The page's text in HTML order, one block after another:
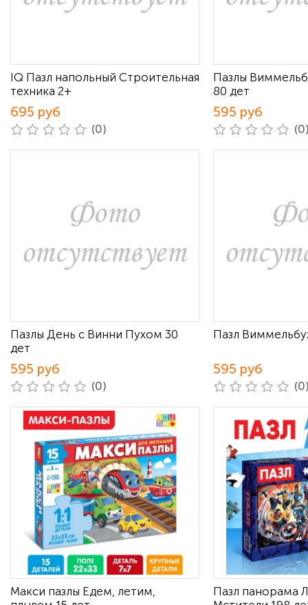
IQ Пазл напольный Строительная
техника 2+
695 руб
(0)
Пазлы
80 дет
595 руб
Пазлы День с Винни Пухом 30
дет
595 руб
(0)
Пазл
595 руб
Макси пазлы Едем, летим,
Пазл панорама